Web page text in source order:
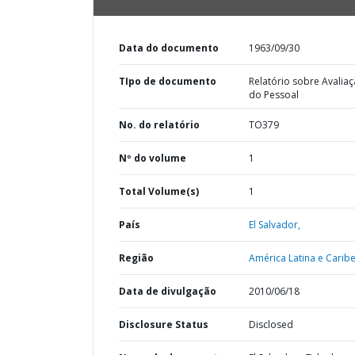
Data do documento 1963/09/30
TIpo de documento
Relatório sobre
do Pessoal
No. do relatório TO379
Nº do volume 1
Total Volume(s) 1
País El Salvador,
Região América Latina e
Data de divulgação 2010/06/18
Disclosure Status Disclosed